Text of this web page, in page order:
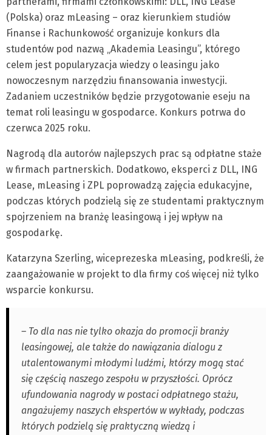
(Polska) oraz mLeasing – oraz kierunkiem studiów
Finanse i Rachunkowość organizuje konkurs dla
studentów pod nazwą „Akademia Leasingu”, którego
celem jest popularyzacja wiedzy o leasingu jako
nowoczesnym narzędziu finansowania inwestycji.
Zadaniem uczestników będzie przygotowanie eseju na
temat roli leasingu w gospodarce. Konkurs potrwa do
czerwca 2025 roku.
Nagrodą dla autorów najlepszych prac są odpłatne staże
w firmach partnerskich. Dodatkowo, eksperci z DLL, ING
Lease, mLeasing i ZPL poprowadzą zajęcia edukacyjne,
podczas których podzielą się ze studentami praktycznym
spojrzeniem na branżę leasingową i jej wpływ na
gospodarkę.
Katarzyna Szerling, wiceprezeska mLeasing, podkreśli, że
zaangażowanie w projekt to dla firmy coś więcej niż tylko
wsparcie konkursu.
– To dla nas nie tylko okazja do promocji branży
leasingowej, ale także do nawiązania dialogu z
utalentowanymi młodymi ludźmi, którzy mogą stać
się częścią naszego zespołu w przyszłości. Oprócz
ufundowania nagrody w postaci odpłatnego stażu,
angażujemy naszych ekspertów w wykłady, podczas
których podzielą się praktyczną wiedzą i